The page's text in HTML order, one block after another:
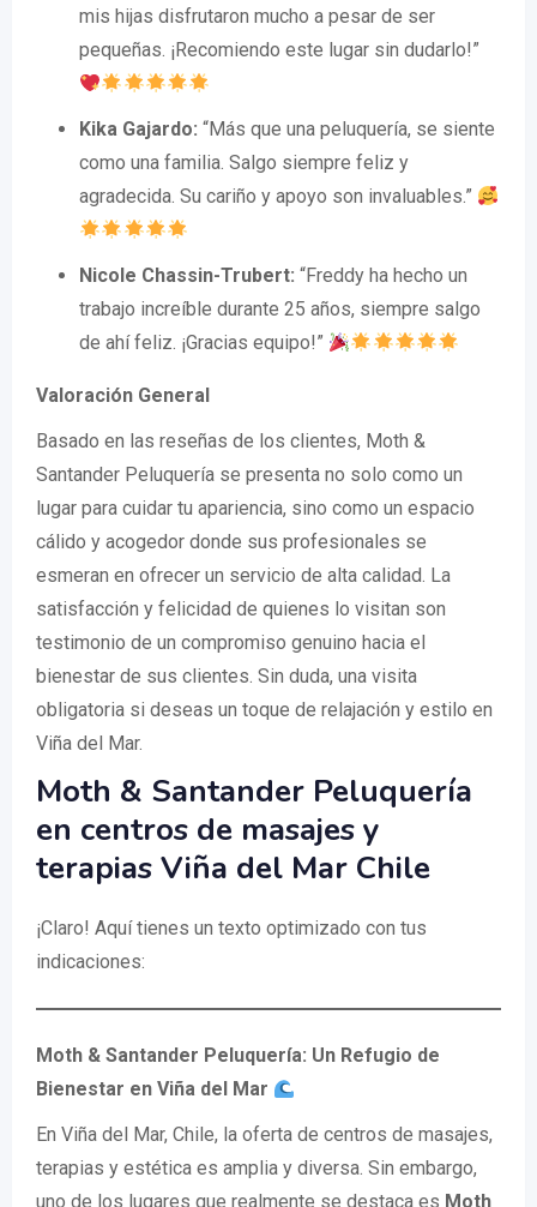
mis hijas disfrutaron mucho a pesar de ser
pequeñas. ¡Recomiendo este lugar sin dudarlo!”
Kika Gajardo: “Más que una peluquería, se siente
como una familia. Salgo siempre feliz y
agradecida. Su cariño y apoyo son invaluables.”
Nicole Chassin-Trubert: “Freddy ha hecho un
trabajo increíble durante 25 años, siempre salgo
de ahí feliz. ¡Gracias equipo!”
Valoración General
Basado en las reseñas de los clientes, Moth &
Santander Peluquería se presenta no solo como un
lugar para cuidar tu apariencia, sino como un espacio
cálido y acogedor donde sus profesionales se
esmeran en ofrecer un servicio de alta calidad. La
satisfacción y felicidad de quienes lo visitan son
testimonio de un compromiso genuino hacia el
bienestar de sus clientes. Sin duda, una visita
obligatoria si deseas un toque de relajación y estilo en
Viña del Mar.
Moth & Santander Peluquería
en centros de masajes y
terapias Viña del Mar Chile
¡Claro! Aquí tienes un texto optimizado con tus
indicaciones:
Moth & Santander Peluquería: Un Refugio de
Bienestar en Viña del Mar
En Viña del Mar, Chile, la oferta de centros de masajes,
terapias y estética es amplia y diversa. Sin embargo,
uno de los lugares que realmente se destaca es Moth